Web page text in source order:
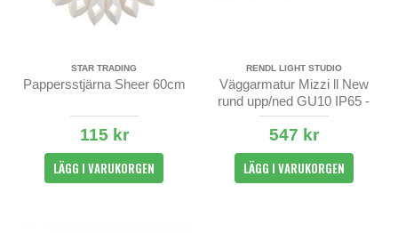
STAR TRADING
Pappersstjärna Sheer 60cm
115 kr
LÄGG I VARUKORGEN
RENDL LIGHT STUDIO
Väggarmatur Mizzi ll New
rund upp/ned GU10 IP65 -
silvergrå
547 kr
LÄGG I VARUKORGEN